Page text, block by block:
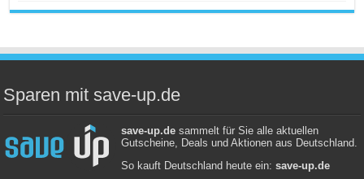
Sparen mit save-up.de
save-up.desammelt für Sie alle aktuellen
Gutscheine, Deals und Aktionen aus Deutschland.
So kauft Deutschland heute ein: save-up.de